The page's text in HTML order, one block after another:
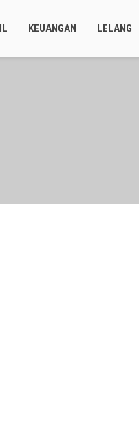
KEUANGAN LELANG